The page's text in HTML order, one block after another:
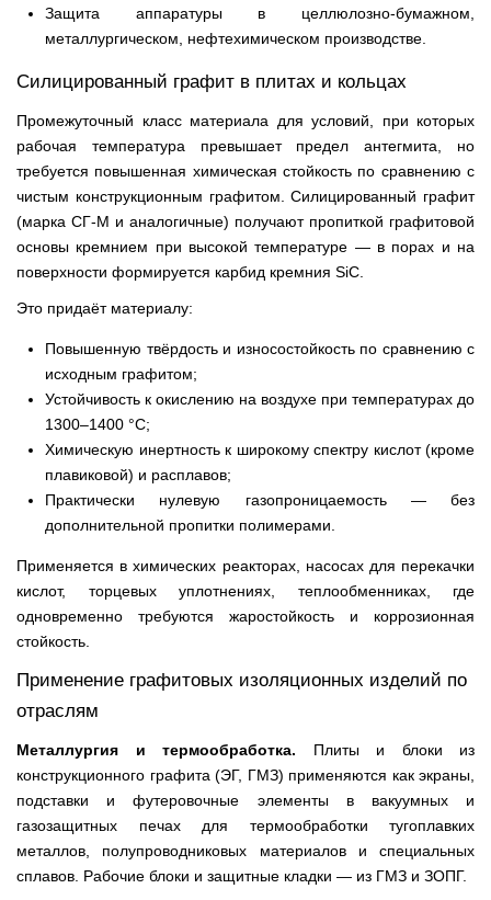
Защита аппаратуры в целлюлозно-бумажном,
металлургическом, нефтехимическом производстве.
Силицированный графит в плитах и кольцах
Промежуточный класс материала для условий, при которых
рабочая температура превышает предел антегмита, но
требуется повышенная химическая стойкость по сравнению с
чистым конструкционным графитом. Силицированный графит
(марка СГ-М и аналогичные) получают пропиткой графитовой
основы кремнием при высокой температуре — в порах и на
поверхности формируется карбид кремния SiC.
Это придаёт материалу:
Повышенную твёрдость и износостойкость по сравнению с
исходным графитом;
Устойчивость к окислению на воздухе при температурах до
1300–1400 °C;
Химическую инертность к широкому спектру кислот (кроме
плавиковой) и расплавов;
Практически нулевую газопроницаемость — без
дополнительной пропитки полимерами.
Применяется в химических реакторах, насосах для перекачки
кислот, торцевых уплотнениях, теплообменниках, где
одновременно требуются жаростойкость и коррозионная
стойкость.
Применение графитовых изоляционных изделий по
отраслям
Металлургия и термообработка. Плиты и блоки из
конструкционного графита (ЭГ, ГМЗ) применяются как экраны,
подставки и футеровочные элементы в вакуумных и
газозащитных печах для термообработки тугоплавких
металлов, полупроводниковых материалов и специальных
сплавов. Рабочие блоки и защитные кладки — из ГМЗ и ЗОПГ.